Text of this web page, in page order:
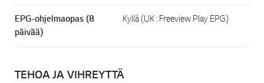
EPG-ohjelmaopas (8
päivää)
Kyllä (UK : Freeview Play EPG)
TEHOA JA VIHREYTTÄ